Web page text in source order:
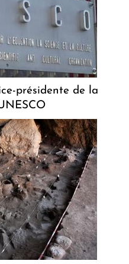
présidente de la